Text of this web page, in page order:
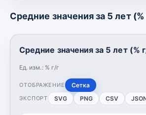
Средние значения за 5 лет (%
Средние значения за 5 лет (%
Ед. изм.: % г/г
ОТОБРАЖЕНИЕ Сетка
ЭКСПОРТ SVG PNG CSV